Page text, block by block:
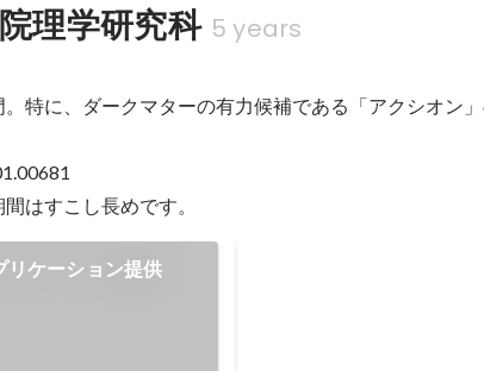
理学研究科 5 years
特に、ダークマターの有力候補である「アクシオン
はすこし長めです。
ケーション提供